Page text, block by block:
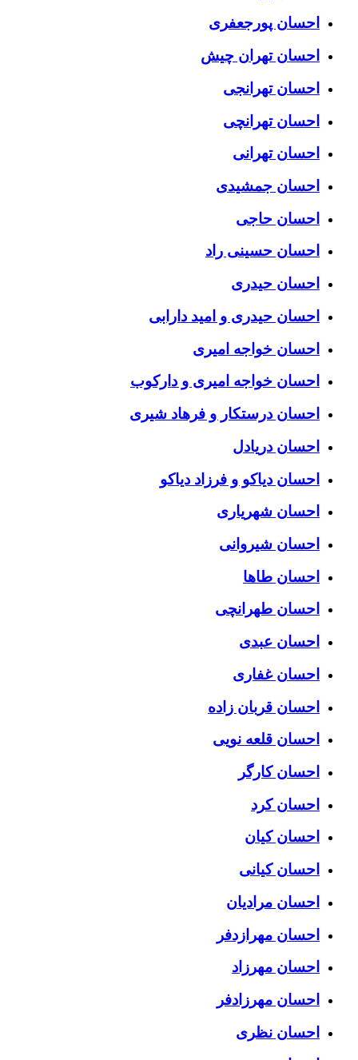
احسان پورجعفری
احسان تهران چیش
احسان تهرانجی
احسان تهرانچی
احسان تهرانی
احسان جمشیدی
احسان حاجی
احسان حسینی راد
احسان حیدری
احسان حیدری و امید دارابی
احسان خواجه امیری
احسان خواجه امیری و دارکوب
احسان درستكار و فرهاد شيرى
احسان دریادل
احسان دیاکو و فرزاد دیاکو
احسان شهریاری
احسان شیروانی
احسان طاها
احسان طهرانچی
احسان عبدی
احسان غفاری
احسان قربان زاده
احسان قلعه نویی
احسان کارگر
احسان کرد
احسان کیان
احسان کیانی
احسان مرادیان
احسان مهرازدفر
احسان مهرزاد
احسان مهرزادفر
احسان نظری